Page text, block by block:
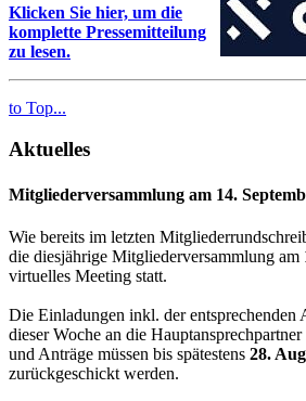
Klicken Sie hier, um die
komplette Pressemitteilung
zu lesen.
to Top...
Aktuelles
Mitgliederversammlung am 14.
Wie bereits im letzten
die diesjährige Mitgliederversammlung am
virtuelles Meeting statt.
Die Einladungen inkl. der entsprechenden
dieser Woche an die
und Anträge müssen bis spätestens 28.
zurückgeschickt werden.